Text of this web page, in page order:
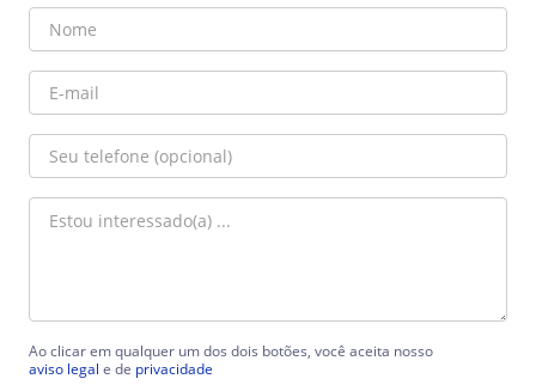
Ao clicar em qualquer um dos dois botões, você aceita nosso
aviso legal e de privacidade